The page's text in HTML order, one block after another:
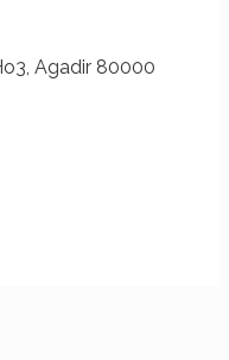
Agadir 80000